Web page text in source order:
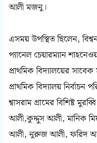
আলী মজনু।
এসময় উপস্থিত ছিলেন,
প্যানেল চেয়ারম্যান
প্রাথমিক বিদ্যালয়ের
প্রাথমিক বিদ্যালয়
শ্বাসরাম গ্রামের বিশিষ্ট
আলী,কুদ্দুস আলী, মানিক
আলী, নুরুজ আলী, ফরিদ